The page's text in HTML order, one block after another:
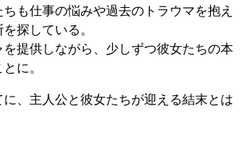
も仕事の悩みや過去のトラウマを抱え
探している。
を提供しながら、少しずつ彼女たちの本
に。
、主人公と彼女たちが迎える結末とは